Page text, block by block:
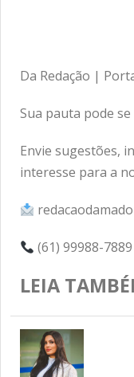
Da Redação |
Sua pauta pode
Envie sugestões,
interesse para a
(61) 99988-7889
LEIA